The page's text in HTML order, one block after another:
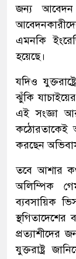
জন্য
এমনকি
হয়েছে।
যদিও
ঝুঁকি
এই সংজ্ঞা
কঠোরতাকেই
করছেন
তবে আশার
অলিম্পিক
ব্যবসায়িক
স্থগিতাদেশের
প্রত্যাশীদের
যুক্তরাষ্ট্র